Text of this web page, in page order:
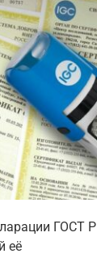
ГОСТ Р
её